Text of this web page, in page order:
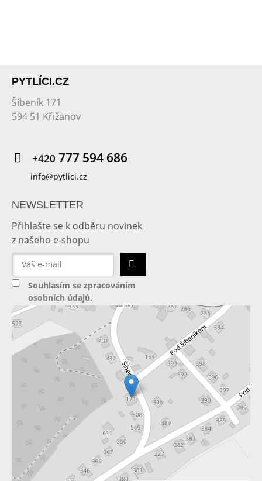
PYTLÍCI.CZ
Šibeník 171
594 51 Křižanov
+420 777 594 686
info@pytlici.cz
NEWSLETTER
Přihlašte se k odběru novinek
z našeho e-shopu
Souhlasím se zpracováním
osobních údajů.